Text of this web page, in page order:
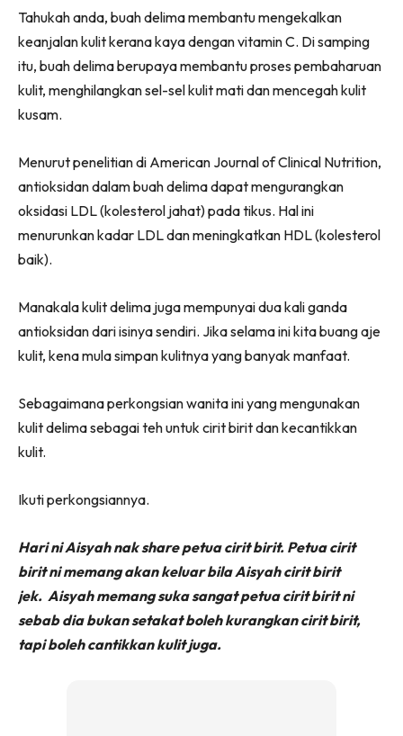
(Twitter)
Tahukah anda, buah delima membantu mengekalkan
keanjalan kulit kerana kaya dengan vitamin C. Di samping
itu, buah delima berupaya membantu proses pembaharuan
kulit, menghilangkan sel-sel kulit mati dan mencegah kulit
kusam.
Menurut penelitian di American Journal of Clinical Nutrition,
antioksidan dalam buah delima dapat mengurangkan
oksidasi LDL (kolesterol jahat) pada tikus. Hal ini
menurunkan kadar LDL dan meningkatkan HDL (kolesterol
baik).
Manakala kulit delima juga mempunyai dua kali ganda
antioksidan dari isinya sendiri. Jika selama ini kita buang aje
kulit, kena mula simpan kulitnya yang banyak manfaat.
Sebagaimana perkongsian wanita ini yang mengunakan
kulit delima sebagai teh untuk cirit birit dan kecantikkan
kulit.
Ikuti perkongsiannya.
Hari ni Aisyah nak share petua cirit birit. Petua cirit
birit ni memang akan keluar bila Aisyah cirit birit
jek. Aisyah memang suka sangat petua cirit birit ni
sebab dia bukan setakat boleh kurangkan cirit birit,
tapi boleh cantikkan kulit juga.